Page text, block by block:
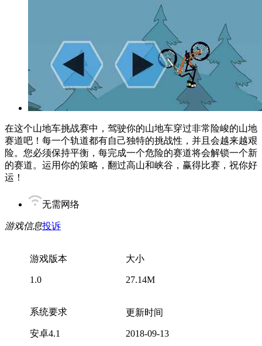
在这个山地车挑战赛中，驾驶你的山地车穿过非常险峻的山地
赛道吧！每一个轨道都有自己独特的挑战性，并且会越来越艰
险。您必须保持平衡，每完成一个危险的赛道将会解锁一个新
的赛道。运用你的策略，翻过高山和峡谷，赢得比赛，祝你好
运！
无需网络
游戏信息投诉
游戏版本
1.0
大小
27.14M
系统要求
安卓4.1
更新时间
2018-09-13